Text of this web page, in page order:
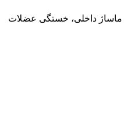
ماساژ داخلی، خستگی عضلات